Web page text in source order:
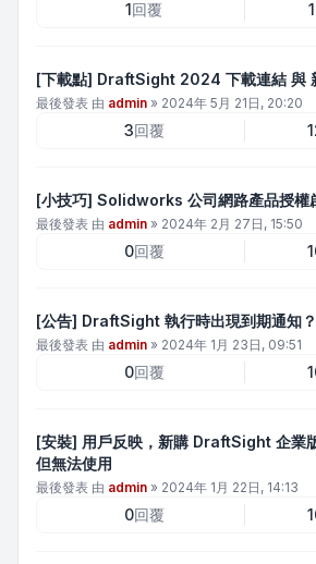
1回覆
[下載點] DraftSight 2024 下載連結 與
最後發表 由 admin » 2024年 5月 21日, 20:20
3回覆
[小技巧] Solidworks 公司網路產品授權
最後發表 由 admin » 2024年 2月 27日, 15:50
0回覆
[公告] DraftSight 執行時出現到期通知？
最後發表 由 admin » 2024年 1月 23日, 09:51
0回覆
[安裝] 用戶反映，新購 DraftSight 企業
但無法使用
最後發表 由 admin » 2024年 1月 22日, 14:13
0回覆